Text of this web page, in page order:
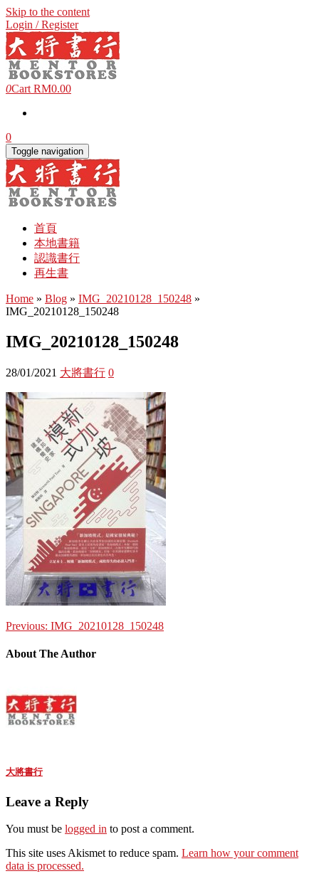
Skip to the content
Login / Register
0Cart RM0.00
0
Toggle navigation
首頁
本地書籍
認識書行
再生書
Home » Blog » IMG_20210128_150248 »
IMG_20210128_150248
IMG_20210128_150248
28/01/2021 大將書行 0
Previous: IMG_20210128_150248
About The Author
大將書行
Leave a Reply
You must be logged in to post a comment.
This site uses Akismet to reduce spam. Learn how your comment
data is processed.